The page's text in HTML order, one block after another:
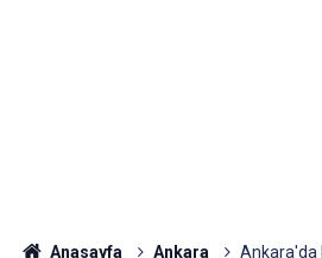
Anasayfa Ankara
Ankara'da